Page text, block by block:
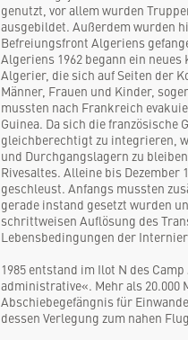
genutzt, vor allem wurden
ausgebildet. Außerdem wurden
Befreiungsfront Algeriens
Algeriens 1962 begann ein
Algerier, die sich auf Seiten der
Männer, Frauen und Kinder,
mussten nach Frankreich
Guinea. Da sich die
gleichberechtigt zu integrieren,
und Durchgangslagern zu
Rivesaltes. Alleine bis Dezember
geschleust. Anfangs mussten
gerade instand gesetzt wurden
schrittweisen Auflösung des
Lebensbedingungen der
1985 entstand im Ilot N des
administrative«. Mehr als 20.000
Abschiebegefängnis für
dessen Verlegung zum nahen
Camp de
Rivesaltes,
Pyrénées,
Rubrik: Polizei /
Kurzinfo
Fachartikel
Kommentare
Quellen